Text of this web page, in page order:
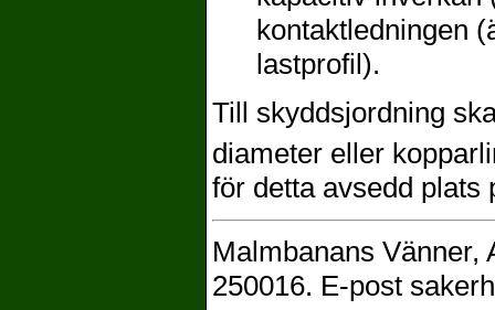
kontaktledningen
lastprofil).
Till skyddsjordning
diameter eller
för detta avsedd plats
Malmbanans Vänner,
250016. E-post